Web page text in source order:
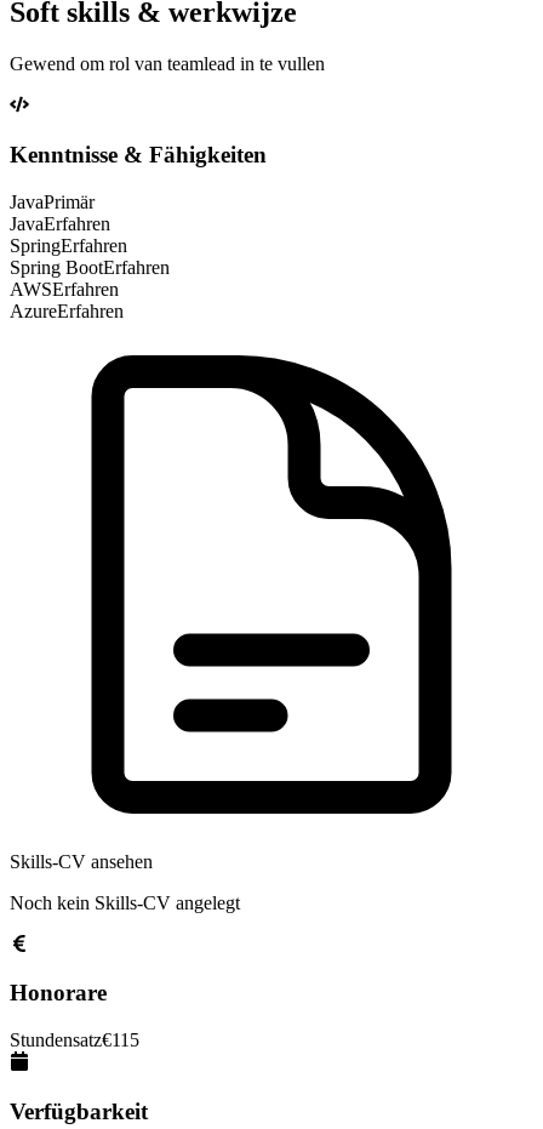
Soft skills & werkwijze
Gewend om rol van teamlead in te vullen
Kenntnisse & Fähigkeiten
JavaPrimär
JavaErfahren
SpringErfahren
Spring BootErfahren
AWSErfahren
AzureErfahren
Skills-CV ansehen
Noch kein Skills-CV angelegt
Honorare
Stundensatz€115
Verfügbarkeit